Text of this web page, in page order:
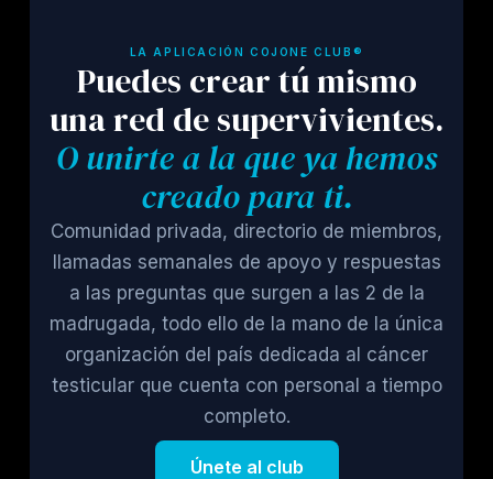
LA APLICACIÓN COJONE CLUB®
Puedes crear tú mismo
una red de supervivientes.
O unirte a la que ya hemos
creado para ti.
Comunidad privada, directorio de miembros,
llamadas semanales de apoyo y respuestas
a las preguntas que surgen a las 2 de la
madrugada, todo ello de la mano de la única
organización del país dedicada al cáncer
testicular que cuenta con personal a tiempo
completo.
Únete al club